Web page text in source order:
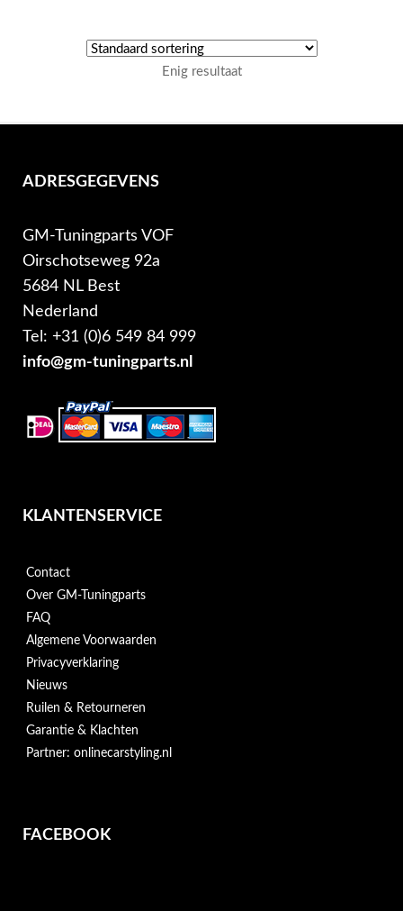
Enig resultaat
ADRESGEGEVENS
GM-Tuningparts VOF
Oirschotseweg 92a
5684 NL Best
Nederland
Tel: +31 (0)6 549 84 999
info@gm-tuningparts.nl
KLANTENSERVICE
Contact
Over GM-Tuningparts
FAQ
Algemene Voorwaarden
Privacyverklaring
Nieuws
Ruilen & Retourneren
Garantie & Klachten
Partner: onlinecarstyling.nl
FACEBOOK